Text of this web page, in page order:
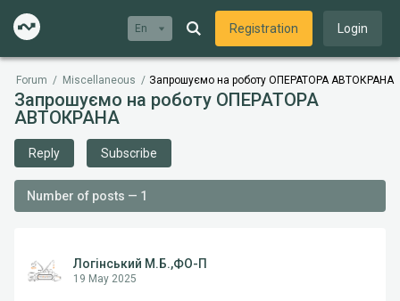
En Registration Login
Forum / Miscellaneous / Запрошуємо на роботу ОПЕРАТОРА АВТОКРАНА
Запрошуємо на роботу ОПЕРАТОРА
АВТОКРАНА
Reply Subscribe
Number of posts — 1
Логінський М.Б.,ФО-П
19 May 2025